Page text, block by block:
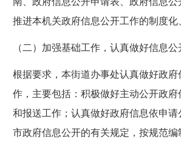
推进本机关政府信息公开工作的制度化
（二）加强基础工作，认真做好信息公
根据要求，本街道办事处认真做好政府
作，主要包括：积极做好主动公开政
和报送工作；认真做好政府信息依申请
市政府信息公开的有关规定，按规范编